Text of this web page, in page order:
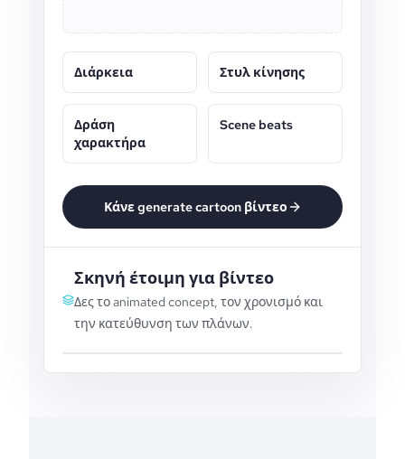
Διάρκεια Στυλ κίνησης
Δράση
χαρακτήρα
Scene beats
Κάνε generate cartoon βίντεο
Σκηνή έτοιμη για βίντεο
Δες το animated concept, τον χρονισμό και
την κατεύθυνση των πλάνων.